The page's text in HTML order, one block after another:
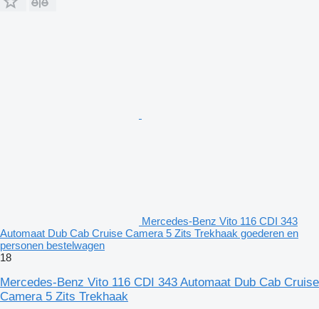
Mercedes-Benz Vito 116 CDI 343
Automaat Dub Cab Cruise Camera 5 Zits Trekhaak goederen en
personen bestelwagen
18
Mercedes-Benz Vito 116 CDI 343 Automaat Dub Cab Cruise
Camera 5 Zits Trekhaak